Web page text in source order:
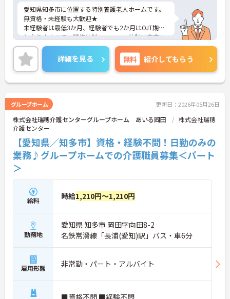
愛知県知多市に位置する特別養護老人ホームです。
無資格・未経験も大歓迎★
未経験者は最低3か月、経験者でも2か月はOJT期間
となりますので、研修体制・フォロー体制は充実し
ています！
これから介護を始めたい方、研修制度を重要視して
いる方におすすめの求人です☆
ご興味をお持ちの方には詳細の情報や面接のポイン
トをお伝えしますのでお気軽にお問い合わせくださ
詳細を見る 無料 紹介してもらう
グループホーム 更新日：2026年05月26日
株式会社瑞穂介護センターグループホーム あいる岡田
株式会社瑞穂
介護センター
【愛知県／知多市】資格・経験不問！日勤のみの
業務♪グループホームでの介護職員募集＜パート
＞
給料 時給1,210円～1,210円
勤務地
愛知県 知多市 岡田字向田8-2
名鉄常滑線「長浦(愛知)駅」バス・車6分
雇用形態 非常勤・パート・アルバイト